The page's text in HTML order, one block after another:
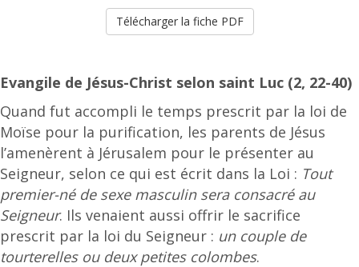
Télécharger la fiche PDF
Evangile de Jésus-Christ selon saint Luc (2, 22-40)
Quand fut accompli le temps prescrit par la loi de
Moïse pour la purification, les parents de Jésus
l’amenèrent à Jérusalem pour le présenter au
Seigneur, selon ce qui est écrit dans la Loi : Tout
premier-né de sexe masculin sera consacré au
Seigneur. Ils venaient aussi offrir le sacrifice
prescrit par la loi du Seigneur : un couple de
tourterelles ou deux petites colombes.